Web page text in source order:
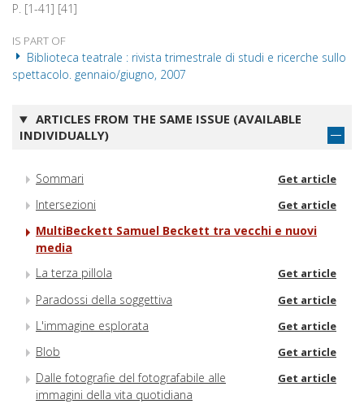
P. [1-41] [41]
IS PART OF
Biblioteca teatrale : rivista trimestrale di studi e ricerche sullo
spettacolo. gennaio/giugno, 2007
ARTICLES FROM THE SAME ISSUE (AVAILABLE
INDIVIDUALLY)
Sommari Get article
Intersezioni Get article
MultiBeckett Samuel Beckett tra vecchi e nuovi
media
La terza pillola
Get article
Paradossi della soggettiva Get article
L'immagine esplorata Get article
Blob Get article
Dalle fotografie del fotografabile alle
immagini della vita quotidiana
Get article